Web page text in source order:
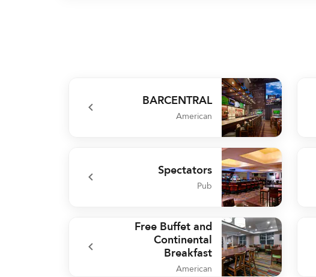
BARCENTRAL
American
undefined BARCENTRAL
Spectators
Pub
undefined Spectators
Free Buffet and
Continental
Breakfast
American